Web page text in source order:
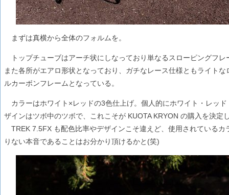
まずは真横から全体のフォルムを。
トップチューブはアーチ状にしなっており単なるスローピングフ
また各所がエアロ形状となっており、ガチなレース仕様ともライト
ルカーボンフレームとなっている。
カラーはホワイト×レッドの3色仕上げ。個人的にホワイト・レッ
ザインはツボ中のツボで、これこそが KUOTA KRYON の購入を決定
TREK 7.5FX も配色比率やデザインこそ違えど、使用されているカ
りない本音であることはお分かり頂けるかと(笑)